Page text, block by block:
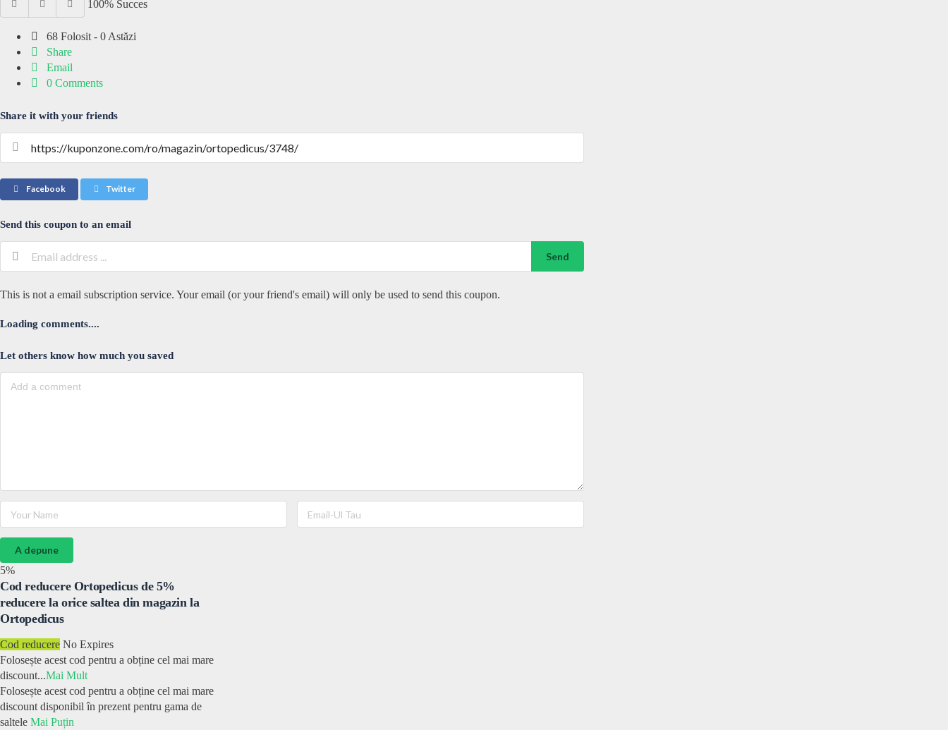
100% Succes
68 Folosit - 0 Astăzi
Share
Email
0 Comments
Share it with your friends
Facebook Twitter
Send this coupon to an email
Send
This is not a email subscription service. Your email (or your friend's email) will only be used to send this coupon.
Loading comments....
Let others know how much you saved
A depune
5%
Cod reducere Ortopedicus de 5%
reducere la orice saltea din magazin la
Ortopedicus
Cod reducere No Expires
Folosește acest cod pentru a obține cel mai mare
discount...Mai Mult
Folosește acest cod pentru a obține cel mai mare
discount disponibil în prezent pentru gama de
saltele Mai Puțin